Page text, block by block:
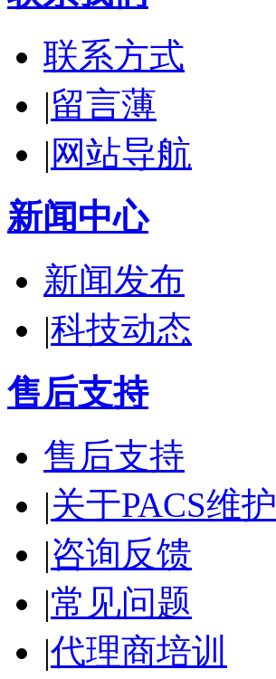
联系方式
|留言薄
| 网站导航
新闻中心
新闻发布
|科技动态
售后支持
售后支持
|关于PACS维护
|咨询反馈
|常见问题
|代理商培训